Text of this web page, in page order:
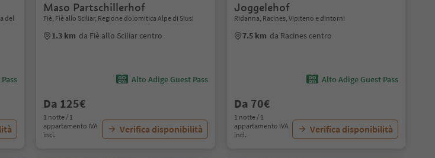
del
Maso Partschillerhof
Fiè, Fiè allo Sciliar, Regione dolomitica Alpe di Siusi
1.3 km da Fiè allo Sciliar centro
Alto Adige Guest Pass
Da 125€
1 notte / 1
appartamento IVA
incl.
Verifica disponibilità
Joggelehof
Ridanna, Racines, Vipiteno e dintorni
7.5 km da Racines centro
Alto Adige Guest Pass
Da 70€
1 notte / 1
appartamento IVA
incl.
Verifica disponibilità